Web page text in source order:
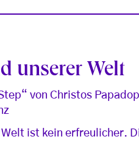
unserer Welt
von Christos
ist kein erfreulicher.